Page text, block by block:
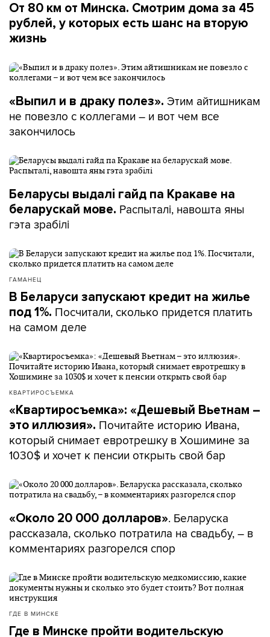
От 80 км от Минска. Смотрим дома за 45
рублей, у которых есть шанс на вторую
жизнь
«Выпил и в драку полез». Этим айтишникам
не повезло с коллегами – и вот чем все
закончилось
Беларусы выдалі гайд па Кракаве на
беларускай мове. Распыталі, навошта яны
гэта зрабілі
ГАМАНЕЦ
В Беларуси запускают кредит на жилье
под 1%. Посчитали, сколько придется платить
на самом деле
КВАРТИРОСЪЕМКА
«Квартиросъемка»: «Дешевый Вьетнам –
это иллюзия». Почитайте историю Ивана,
который снимает евротрешку в Хошимине за
1030$ и хочет к пенсии открыть свой бар
«Около 20 000 долларов». Беларуска
рассказала, сколько потратила на свадьбу, – в
комментариях разгорелся спор
ГДЕ В МИНСКЕ
Где в Минске пройти водительскую